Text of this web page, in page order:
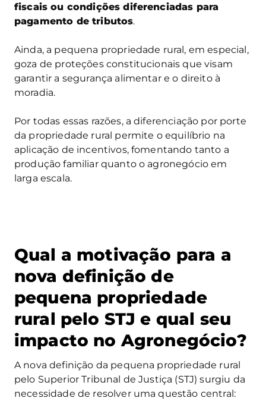
fiscais ou condições diferenciadas para
pagamento de tributos.
Ainda, a pequena propriedade rural, em especial,
goza de proteções constitucionais que visam
garantir a segurança alimentar e o direito à
moradia.
Por todas essas razões, a diferenciação por porte
da propriedade rural permite o equilíbrio na
aplicação de incentivos, fomentando tanto a
produção familiar quanto o agronegócio em
larga escala.
Qual a motivação para a
nova definição de
pequena propriedade
rural pelo STJ e qual seu
impacto no Agronegócio?
A nova definição da pequena propriedade rural
pelo Superior Tribunal de Justiça (STJ) surgiu da
necessidade de resolver uma questão central: